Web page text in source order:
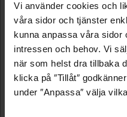
Vi använder cookies och
våra sidor och tjänster
kunna anpassa våra sidor
intressen och behov. Vi
när som helst dra tillbaka
klicka på ″Tillåt″
under ″Anpassa″ välja
FODERSET VIT
till innerdörr
229 kr